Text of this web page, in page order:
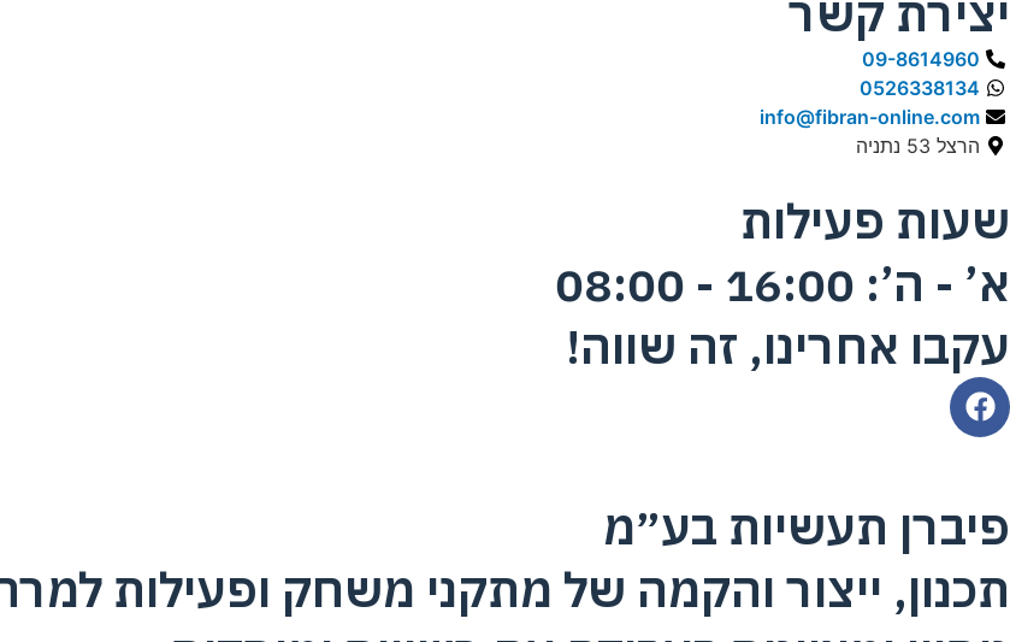
יצירת קשר
09-8614960
0526338134
info@fibran-online.com
הרצל 53 נתניה
שעות פעילות
א’ - ה’: 16:00 - 08:00
עקבו אחרינו, זה שווה!
פיברן תעשיות בע״מ